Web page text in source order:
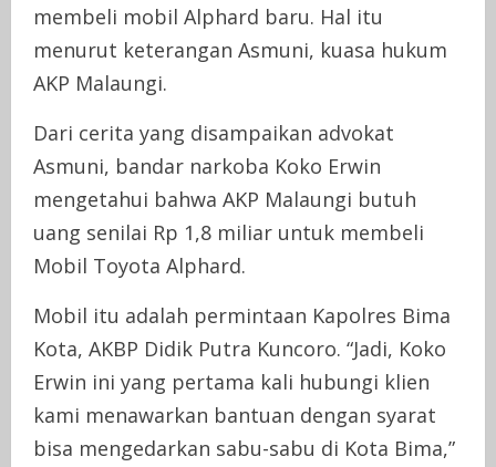
membeli mobil Alphard baru. Hal itu
menurut keterangan Asmuni, kuasa hukum
AKP Malaungi.
Dari cerita yang disampaikan advokat
Asmuni, bandar narkoba Koko Erwin
mengetahui bahwa AKP Malaungi butuh
uang senilai Rp 1,8 miliar untuk membeli
Mobil Toyota Alphard.
Mobil itu adalah permintaan Kapolres Bima
Kota, AKBP Didik Putra Kuncoro. “Jadi, Koko
Erwin ini yang pertama kali hubungi klien
kami menawarkan bantuan dengan syarat
bisa mengedarkan sabu-sabu di Kota Bima,”